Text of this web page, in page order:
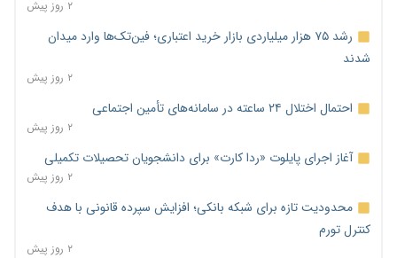
۲ روز پیش
رشد ۷۵ هزار میلیاردی بازار خرید اعتباری؛ فین‌تک‌ها وارد میدان
شدند
۲ روز پیش
احتمال اختلال ۲۴ ساعته در سامانه‌های تأمین اجتماعی
۲ روز پیش
آغاز اجرای پایلوت «ردا کارت» برای دانشجویان تحصیلات تکمیلی
۲ روز پیش
محدودیت تازه برای شبکه بانکی؛ افزایش سپرده قانونی با هدف
کنترل تورم
۲ روز پیش